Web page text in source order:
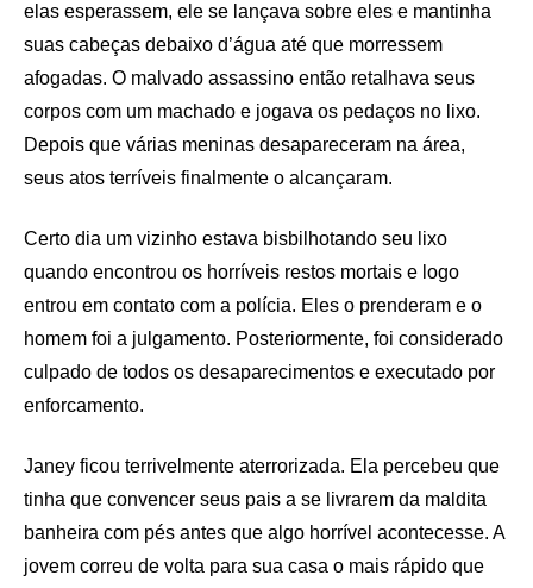
elas esperassem, ele se lançava sobre eles e mantinha
suas cabeças debaixo d’água até que morressem
afogadas. O malvado assassino então retalhava seus
corpos com um machado e jogava os pedaços no lixo.
Depois que várias meninas desapareceram na área,
seus atos terríveis finalmente o alcançaram.
Certo dia um vizinho estava bisbilhotando seu lixo
quando encontrou os horríveis restos mortais e logo
entrou em contato com a polícia. Eles o prenderam e o
homem foi a julgamento. Posteriormente, foi considerado
culpado de todos os desaparecimentos e executado por
enforcamento.
Janey ficou terrivelmente aterrorizada. Ela percebeu que
tinha que convencer seus pais a se livrarem da maldita
banheira com pés antes que algo horrível acontecesse. A
jovem correu de volta para sua casa o mais rápido que